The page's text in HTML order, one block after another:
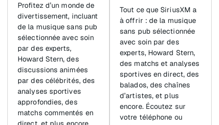
Profitez d’un monde de
divertissement, incluant
de la musique sans pub
sélectionnée avec soin
par des experts,
Howard Stern, des
discussions animées
par des célébrités, des
analyses sportives
approfondies, des
matchs commentés en
Tout ce que SiriusXM a
à offrir : de la musique
sans pub sélectionnée
avec soin par des
experts, Howard Stern,
des matchs et analyses
sportives en direct, des
balados, des chaînes
d’artistes, et plus
encore. Écoutez sur
votre téléphone ou